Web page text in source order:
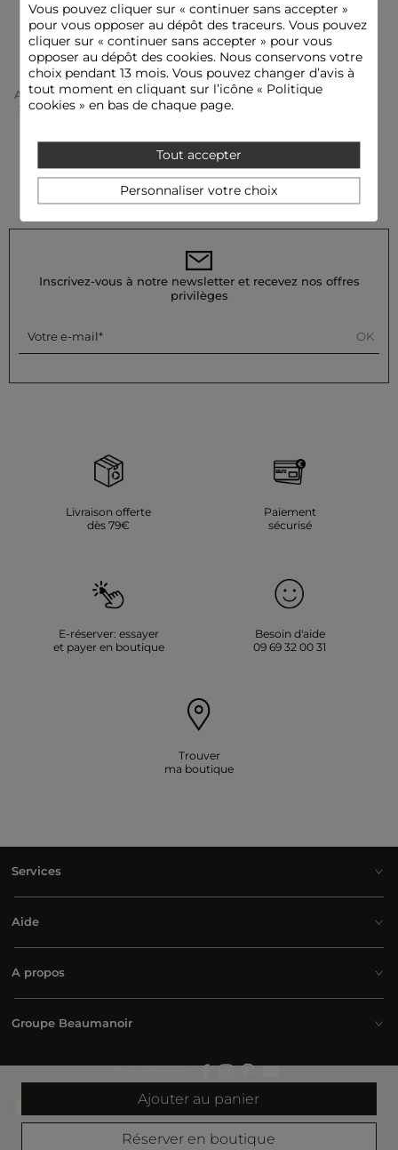
Ajouter au panier
Réserver en boutique
pas préconisé pour ce produit.
Référence : 32536311052230503 PR-23-004306/#22
Catégorie : Montres femme
Couleur :Montres femme rose
Montres
Accueil Accessoires Femme
Montres Femme
Montre Rose Femme
Inscrivez-vous à notre newsletter et recevez nos offres
privilèges
Votre e-mail OK
Livraison offerte
dès 79€
Paiement
sécurisé
E-réserver: essayer
et payer en boutique
Besoin d'aide
09 69 32 00 31
Trouver
ma boutique
Services
Aide
A propos
Groupe Beaumanoir
Vous pouvez cliquer sur « continuer sans accepter»
pour vous opposer au dépôt des traceurs. Vous pouvez
cliquer sur « continuer sans accepter » pour vous
opposer au dépôt des cookies. Nous conservons votre
choix pendant 13 mois. Vous pouvez changer d’avis à
tout moment en cliquant sur l’icône « Politique
cookies » en bas de chaque page.
Tout accepter
Personnaliser votre choix